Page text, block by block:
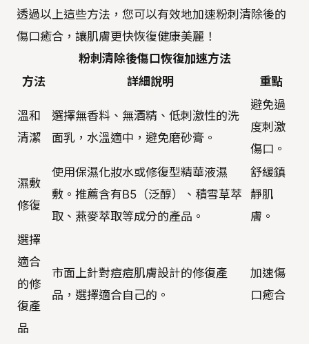
透過以上這些方法，您可以有效地加速粉刺清除後的
傷口癒合，讓肌膚更快恢復健康美麗！
粉刺清除後傷口恢復加速方法
方法
詳細說明 重點
溫和
清潔
選擇無香料、無酒精、低刺激性的洗
面乳，水溫適中，避免磨砂膏。
避免過
度刺激
傷口。
濕敷
修復
使用保濕化妝水或修復型精華液濕
敷。推薦含有B5（泛醇）、積雪草萃
取、燕麥萃取等成分的產品。
舒緩鎮
靜肌
膚。
選擇
適合
的修
復產
品
市面上針對痘痘肌膚設計的修復產
品，選擇適合自己的。
加速傷
口癒合